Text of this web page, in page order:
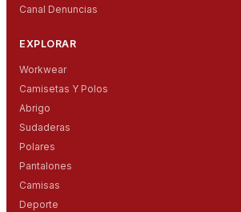
Canal Denuncias
EXPLORAR
Workwear
Camisetas Y Polos
Abrigo
Sudaderas
Polares
Pantalones
Camisas
Deporte